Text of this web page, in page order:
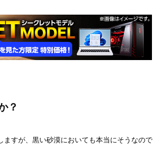
？
ますが、黒い砂漠においても本当にそうなので